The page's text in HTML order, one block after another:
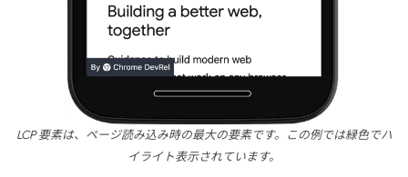
LCP 要素は、ページ読み込み時の最大の要素です。この例では緑色でハ
イライト表示されています。